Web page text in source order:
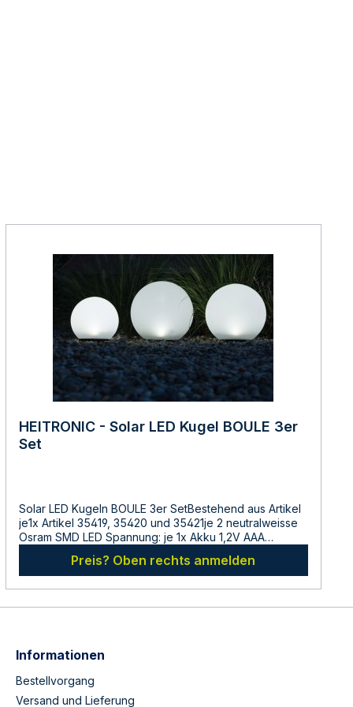
HEITRONIC - Solar LED Kugel BOULE 3er
Set
Solar LED Kugeln BOULE 3er SetBestehend aus Artikel
je1x Artikel 35419, 35420 und 35421je 2 neutralweisse
Osram SMD LED Spannung: je 1x Akku 1,2V AAA
austauschbarer Akku Erdspiess maximale Leuchtdauer
von 5 Std. bei voller Aufladung fuer den
Aussenbereich IP44Hersteller:LDBS Lichtdienst
GmbHChemnitzerstr 814612
Inbetriebnahme die Bedienungsanleitung und die
bewahren diese auf. Nehmen sie keine beschädigten
Produkte in Betrieb. Setzen sie Batterien und Akkus
Preis? Oben rechts anmelden
Informationen
Bestellvorgang
Versand und Lieferung